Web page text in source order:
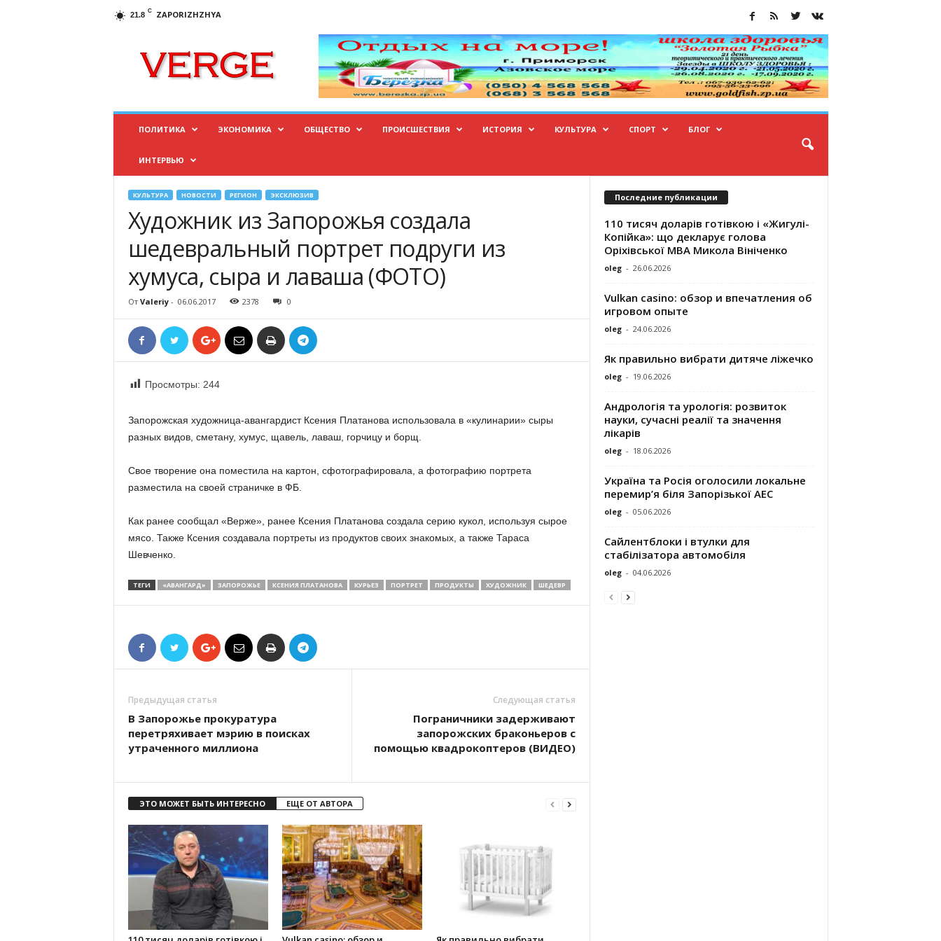
21.8 C
ZAPORIZHZHYA
ПОЛИТИКА ЭКОНОМИКА ОБЩЕСТВО ПРОИСШЕСТВИЯ ИСТОРИЯ КУЛЬТУРА СПОРТ БЛОГ
ИНТЕРВЬЮ
КУЛЬТУРА НОВОСТИ РЕГИОН ЭКСКЛЮЗИВ
Художник из Запорожья создала
шедевральный портрет подруги из
хумуса, сыра и лаваша (ФОТО)
От Valeriy- 06.06.2017 2378 0
Просмотры: 244
Запорожская художница-авангардист Ксения Платанова использовала в «кулинарии» сыры
разных видов, сметану, хумус, щавель, лаваш, горчицу и борщ.
Свое творение она поместила на картон, сфотографировала, а фотографию портрета
разместила на своей страничке в ФБ.
Как ранее сообщал «Верже», ранее Ксения Платанова создала серию кукол, используя сырое
мясо. Также Ксения создавала портреты из продуктов своих знакомых, а также Тараса
Шевченко.
ТЕГИ «АВАНГАРД» ЗАПОРОЖЬЕ КСЕНИЯ ПЛАТАНОВА КУРЬЕЗ ПОРТРЕТ ПРОДУКТЫ ХУДОЖНИК ШЕДЕВР
Предыдущая статья
В Запорожье прокуратура
перетряхивает мэрию в поисках
утраченного миллиона
Следующая статья
Пограничники задерживают
запорожских браконьеров с
помощью квадрокоптеров (ВИДЕО)
ЭТО МОЖЕТ БЫТЬ ИНТЕРЕСНО ЕЩЕ ОТ АВТОРА
Последние публикации
110 тисяч доларів готівкою і «Жигулі-
Копійка»: що декларує голова
Оріхівської МВА Микола Вініченко
oleg - 26.06.2026
Vulkan casino: обзор и впечатления об
игровом опыте
oleg - 24.06.2026
Як правильно вибрати дитяче ліжечко
oleg - 19.06.2026
Андрологія та урологія: розвиток
науки, сучасні реалії та значення
лікарів
oleg - 18.06.2026
Україна та Росія оголосили локальне
перемир’я біля Запорізької АЕС
oleg - 05.06.2026
Сайлентблоки і втулки для
стабілізатора автомобіля
oleg - 04.06.2026